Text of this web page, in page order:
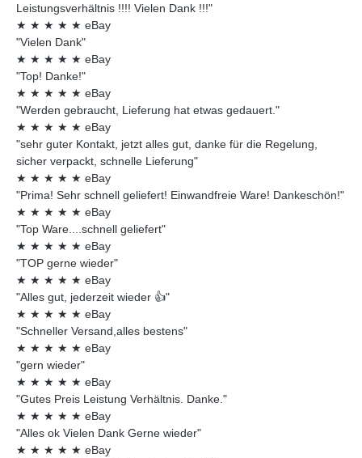
Leistungsverhältnis !!!! Vielen Dank !!!"
★ ★ ★ ★ ★ eBay
"Vielen Dank"
★ ★ ★ ★ ★ eBay
"Top! Danke!"
★ ★ ★ ★ ★ eBay
"Werden gebraucht, Lieferung hat etwas gedauert."
★ ★ ★ ★ ★ eBay
"sehr guter Kontakt, jetzt alles gut, danke für die Regelung,
sicher verpackt, schnelle Lieferung"
★ ★ ★ ★ ★ eBay
"Prima! Sehr schnell geliefert! Einwandfreie Ware! Dankeschön!"
★ ★ ★ ★ ★ eBay
"Top Ware....schnell geliefert"
★ ★ ★ ★ ★ eBay
"TOP gerne wieder"
★ ★ ★ ★ ★ eBay
"Alles gut, jederzeit wieder 👍"
★ ★ ★ ★ ★ eBay
"Schneller Versand,alles bestens"
★ ★ ★ ★ ★ eBay
"gern wieder"
★ ★ ★ ★ ★ eBay
"Gutes Preis Leistung Verhältnis. Danke."
★ ★ ★ ★ ★ eBay
"Alles ok Vielen Dank Gerne wieder"
★ ★ ★ ★ ★ eBay